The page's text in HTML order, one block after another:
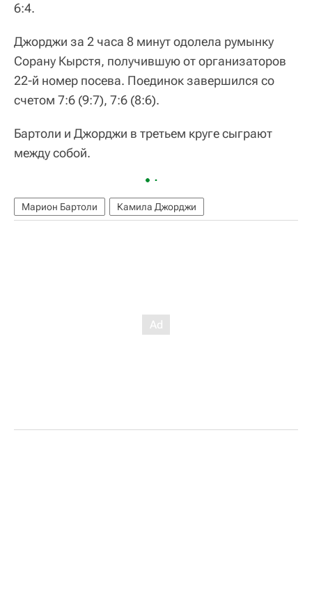
6:4.
Джорджи за 2 часа 8 минут одолела румынку
Сорану Кырстя, получившую от организаторов
22-й номер посева. Поединок завершился со
счетом 7:6 (9:7), 7:6 (8:6).
Бартоли и Джорджи в третьем круге сыграют
между собой.
Марион Бартоли Камила Джорджи